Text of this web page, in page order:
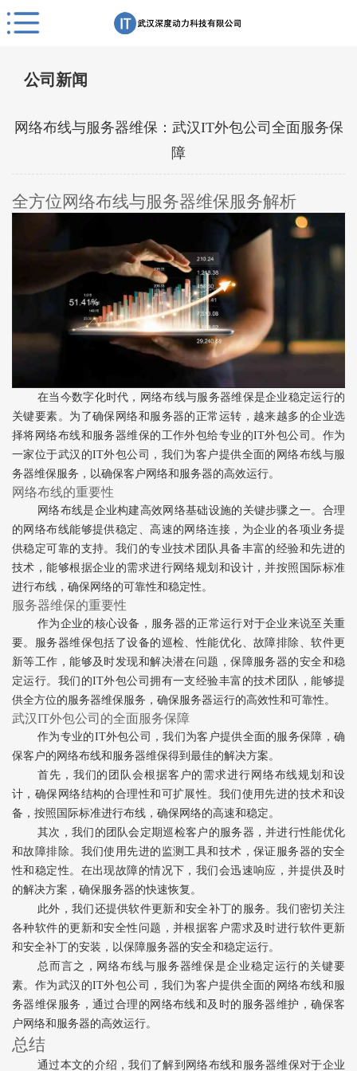
公司新闻
网络布线与服务器维保：武汉IT外包公司全面服务保
障
全方位网络布线与服务器维保服务解析
在当今数字化时代，网络布线与服务器维保是企业稳定运行的
关键要素。为了确保网络和服务器的正常运转，越来越多的企业选
择将网络布线和服务器维保的工作外包给专业的IT外包公司。作为
一家位于武汉的IT外包公司，我们为客户提供全面的网络布线与服
务器维保服务，以确保客户网络和服务器的高效运行。
网络布线的重要性
网络布线是企业构建高效网络基础设施的关键步骤之一。合理
的网络布线能够提供稳定、高速的网络连接，为企业的各项业务提
供稳定可靠的支持。我们的专业技术团队具备丰富的经验和先进的
技术，能够根据企业的需求进行网络规划和设计，并按照国际标准
进行布线，确保网络的可靠性和稳定性。
服务器维保的重要性
作为企业的核心设备，服务器的正常运行对于企业来说至关重
要。服务器维保包括了设备的巡检、性能优化、故障排除、软件更
新等工作，能够及时发现和解决潜在问题，保障服务器的安全和稳
定运行。我们的IT外包公司拥有一支经验丰富的技术团队，能够提
供全方位的服务器维保服务，确保服务器运行的高效性和可靠性。
武汉IT外包公司的全面服务保障
作为专业的IT外包公司，我们为客户提供全面的服务保障，确
保客户的网络布线和服务器维保得到最佳的解决方案。
首先，我们的团队会根据客户的需求进行网络布线规划和设
计，确保网络结构的合理性和可扩展性。我们使用先进的技术和设
备，按照国际标准进行布线，确保网络的高速和稳定。
其次，我们的团队会定期巡检客户的服务器，并进行性能优化
和故障排除。我们使用先进的监测工具和技术，保证服务器的安全
性和稳定性。在出现故障的情况下，我们会迅速响应，并提供及时
的解决方案，确保服务器的快速恢复。
此外，我们还提供软件更新和安全补丁的服务。我们密切关注
各种软件的更新和安全性问题，并根据客户需求及时进行软件更新
和安全补丁的安装，以保障服务器的安全和稳定运行。
总而言之，网络布线与服务器维保是企业稳定运行的关键要
素。作为武汉的IT外包公司，我们为客户提供全面的网络布线和服
务器维保服务，通过合理的网络布线和及时的服务器维护，确保客
户网络和服务器的高效运行。
总结
通过本文的介绍，我们了解到网络布线和服务器维保对于企业